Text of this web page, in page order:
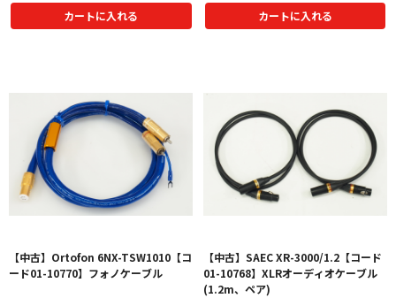
カートに入れる カートに入れる
【中古】Ortofon 6NX-TSW1010【コ
ード01-10770】フォノケーブル
【中古】SAEC XR-3000/1.2【コード
01-10768】XLRオーディオケーブル
(1.2m、ペア)